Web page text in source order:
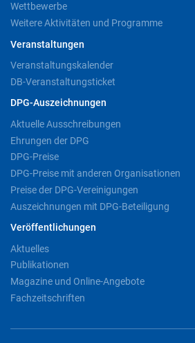
Wettbewerbe
Weitere Aktivitäten und Programme
Veranstaltungen
Veranstaltungskalender
DB-Veranstaltungsticket
DPG-Auszeichnungen
Aktuelle Ausschreibungen
Ehrungen der DPG
DPG-Preise
DPG-Preise mit anderen Organisationen
Preise der DPG-Vereinigungen
Auszeichnungen mit DPG-Beteiligung
Veröffentlichungen
Aktuelles
Publikationen
Magazine und Online-Angebote
Fachzeitschriften